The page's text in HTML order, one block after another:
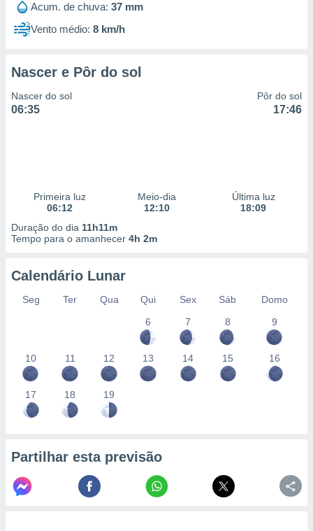
Acum. de chuva: 37 mm
Vento médio: 8 km/h
Nascer e Pôr do sol
Nascer do sol
06:35
Pôr do sol
17:46
Primeira luz
06:12
Meio-dia
12:10
Última luz
18:09
Duração do dia 11h11m
Tempo para o amanhecer 4h 2m
Calendário Lunar
Seg Ter Qua Qui Sex Sáb
Domo
6
7 8 9
10 11 12 13 14 15 16
17 18 19
Partilhar esta previsão